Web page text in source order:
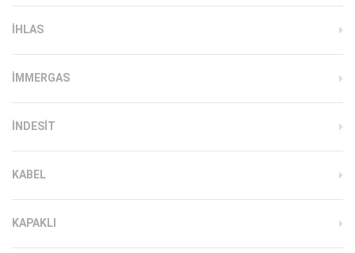
IHLAS
İMMERGAS
INDESIT
KABEL
KAPAKLI